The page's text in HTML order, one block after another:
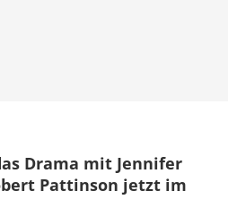
Drama mit Jennifer
Pattinson jetzt im